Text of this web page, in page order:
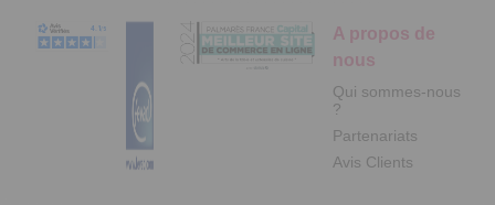
A propos de
nous
Qui sommes-nous
?
Partenariats
Avis Clients